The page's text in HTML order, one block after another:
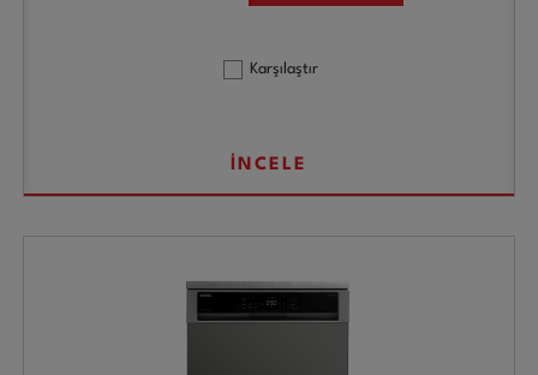
Karşılaştır
İNCELE